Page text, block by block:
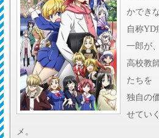
かでき
自称YD
一郎が、
高校教
たちを
独自の
せてい
メ。